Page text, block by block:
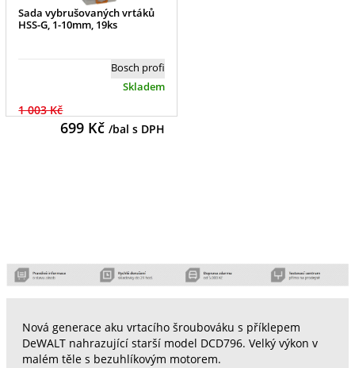
Sada vybrušovaných vrtáků
HSS-G, 1-10mm, 19ks
Bosch profi
Skladem
1 003 Kč
699Kč /bal s DPH
Nová generace aku vrtacího šroubováku s příklepem
DeWALT nahrazující starší model DCD796. Velký výkon v
malém těle s bezuhlíkovým motorem.